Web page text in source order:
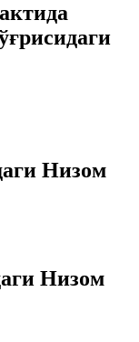
Низом
Низом